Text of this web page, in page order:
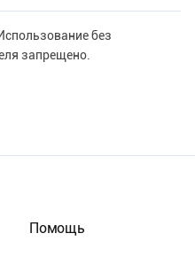
без
запрещено.
Помощь